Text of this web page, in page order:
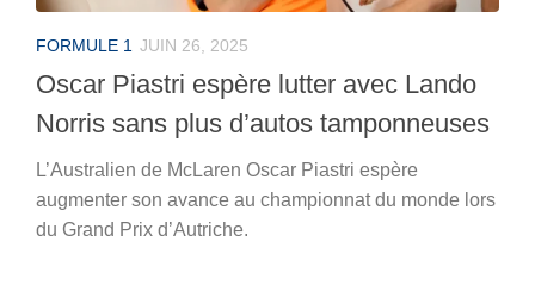
FORMULE 1 JUIN 26, 2025
Oscar Piastri espère lutter avec Lando
Norris sans plus d’autos tamponneuses
L’Australien de McLaren Oscar Piastri espère
augmenter son avance au championnat du monde lors
du Grand Prix d’Autriche.